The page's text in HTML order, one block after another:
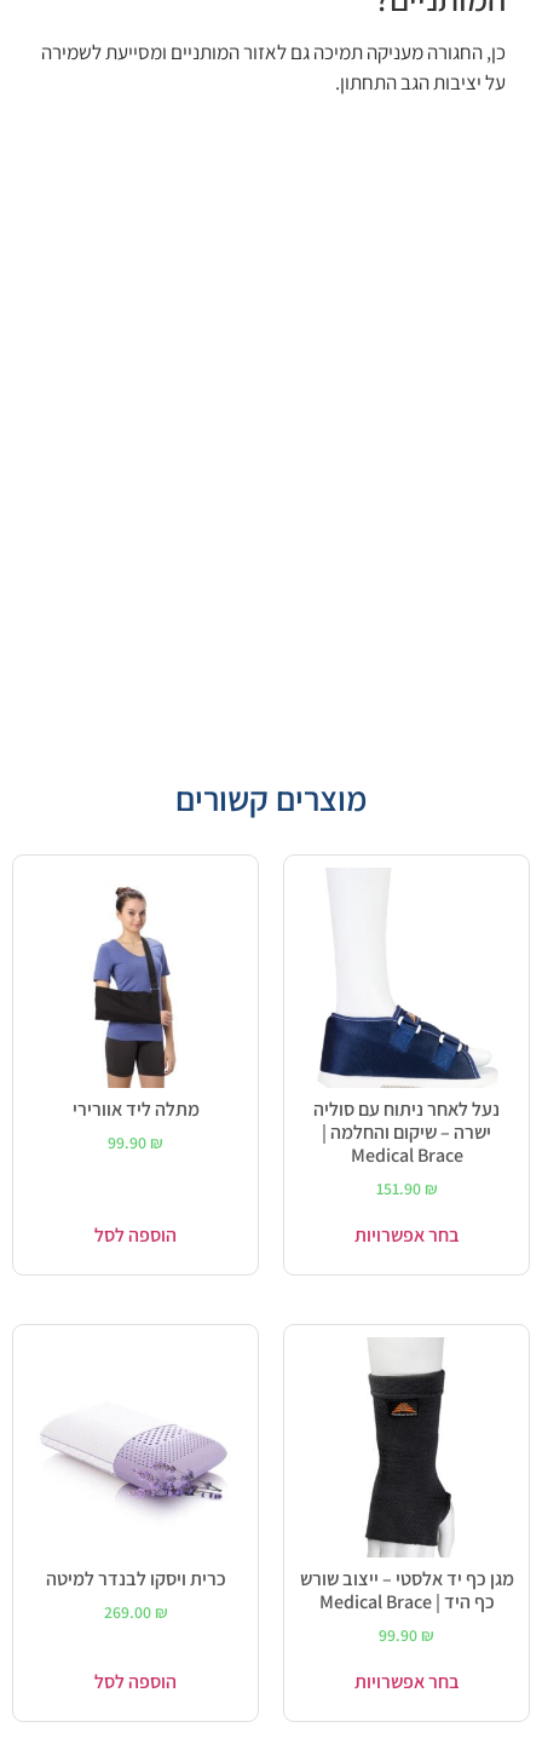
כן, החגורה מעניקה תמיכה גם לאזור המותניים ומסייעת לשמירה
על יציבות הגב התחתון.
מוצרים קשורים
נעל לאחר ניתוח עם סוליה
ישרה – שיקום והחלמה |
Medical Brace
151.90 ₪
בחר אפשרויות
מתלה ליד אוורירי
99.90 ₪
הוספה לסל
מגן כף יד אלסטי – ייצוב שורש
כף היד | Medical Brace
99.90 ₪
בחר אפשרויות
כרית ויסקו לבנדר למיטה
269.00 ₪
הוספה לסל